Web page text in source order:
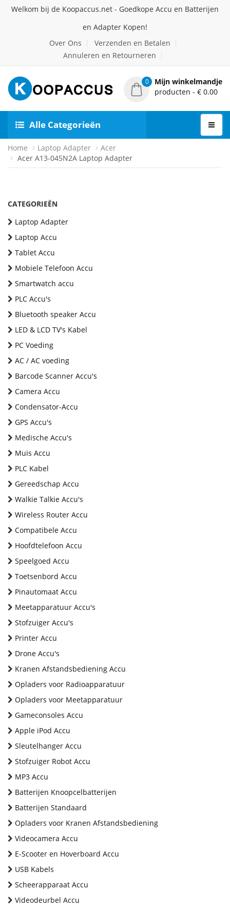
Welkom bij de Koopaccus.net - Goedkope Accu en Batterijen
en Adapter Kopen!
Over Ons
Verzenden en Betalen
Annuleren en Retourneren
0
Mijn winkelmandje
producten - € 0.00
Alle Categorieën
Home Laptop Adapter
Acer
Acer A13-045N2A Laptop Adapter
CATEGORIEËN
Laptop Adapter
Laptop Accu
Tablet Accu
Mobiele Telefoon Accu
Smartwatch accu
PLC Accu's
Bluetooth speaker Accu
LED & LCD TV's Kabel
PC Voeding
AC / AC voeding
Barcode Scanner Accu's
Camera Accu
Condensator-Accu
GPS Accu's
Medische Accu's
Muis Accu
PLC Kabel
Gereedschap Accu
Walkie Talkie Accu's
Wireless Router Accu
Compatibele Accu
Hoofdtelefoon Accu
Speelgoed Accu
Toetsenbord Accu
Pinautomaat Accu
Meetapparatuur Accu's
Stofzuiger Accu's
Printer Accu
Drone Accu's
Kranen Afstandsbediening Accu
Opladers voor Radioapparatuur
Opladers voor Meetapparatuur
Gameconsoles Accu
Apple iPod Accu
Sleutelhanger Accu
Stofzuiger Robot Accu
MP3 Accu
Batterijen Knoopcelbatterijen
Batterijen Standaard
Opladers voor Kranen Afstandsbediening
Videocamera Accu
E-Scooter en Hoverboard Accu
USB Kabels
Scheerapparaat Accu
Videodeurbel Accu